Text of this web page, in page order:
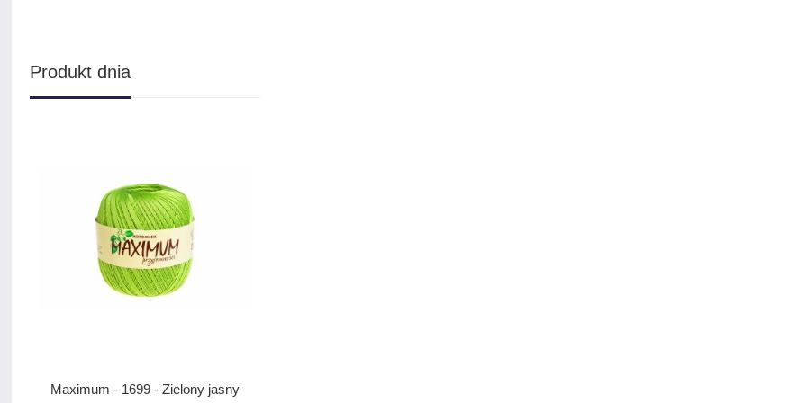
Produkt dnia
Maximum - 1699 - Zielony jasny